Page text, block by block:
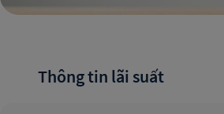
Thông tin lãi suất